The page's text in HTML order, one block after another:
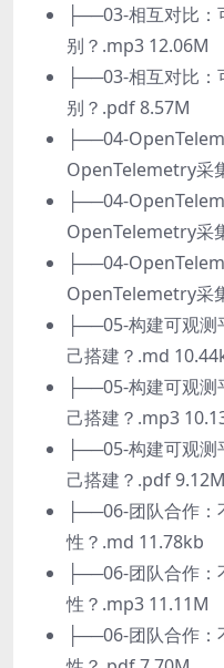
├──03-相互对比
别？.mp3 12.06M
├──03-相互对比
别？.pdf 8.57M
├──04-
OpenTelemetry采
├──04-
OpenTelemetry采
├──04-
OpenTelemetry采
├──05-构建可观测
己搭建？.md
├──05-构建可观测
己搭建？.mp3
├──05-构建可观测
己搭建？.pdf 9.12M
├──06-团队合作
性？.md 11.78kb
├──06-团队合作
性？.mp3 11.11M
├──06-团队合作